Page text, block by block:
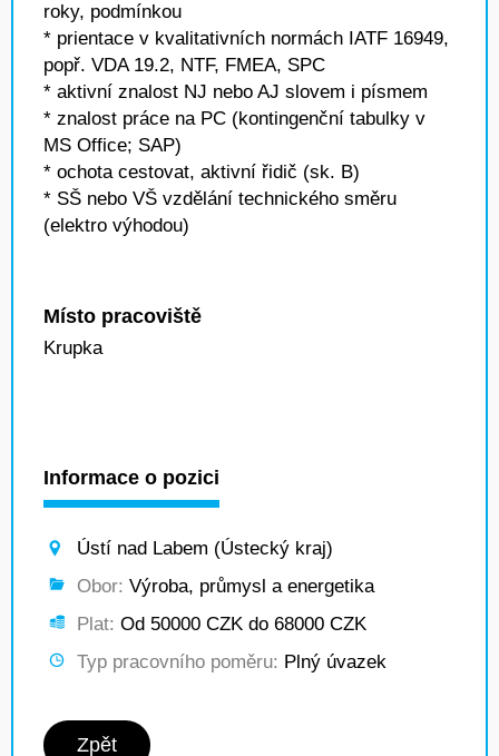
roky, podmínkou
* prientace v kvalitativních normách IATF 16949,
popř. VDA 19.2, NTF, FMEA, SPC
* aktivní znalost NJ nebo AJ slovem i písmem
* znalost práce na PC (kontingenční tabulky v
MS Office; SAP)
* ochota cestovat, aktivní řidič (sk. B)
* SŠ nebo VŠ vzdělání technického směru
(elektro výhodou)
Místo pracoviště
Krupka
Informace o pozici
Ústí nad Labem (Ústecký kraj)
Obor: Výroba, průmysl a energetika
Plat: Od 50000 CZK do 68000 CZK
Typ pracovního poměru: Plný úvazek
Zpět